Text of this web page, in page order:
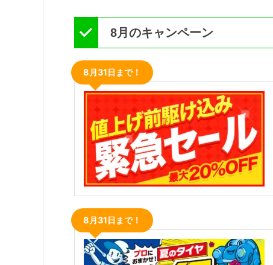
8月のキャンペーン
8月31日まで！
8月31日まで！